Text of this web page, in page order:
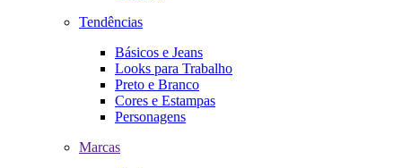
Tendências
Básicos e Jeans
Looks para Trabalho
Preto e Branco
Cores e Estampas
Personagens
Marcas